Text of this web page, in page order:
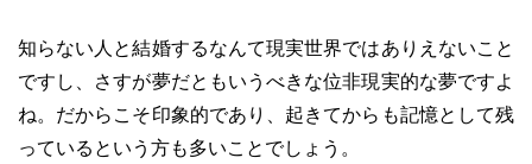
知らない人と結婚するなんて現実世界ではありえないこと
ですし、さすが夢だともいうべきな位非現実的な夢ですよ
ね。だからこそ印象的であり、起きてからも記憶として残
っているという方も多いことでしょう。